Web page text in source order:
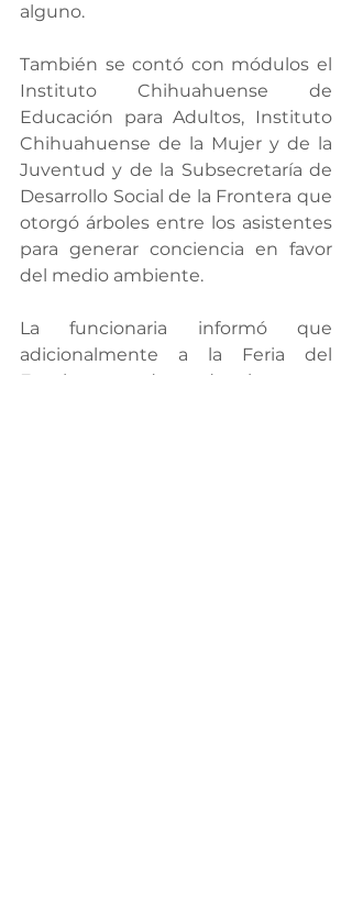
alguno.
También se contó con módulos el
Instituto Chihuahuense de
Educación para Adultos, Instituto
Chihuahuense de la Mujer y de la
Juventud y de la Subsecretaría de
Desarrollo Social de la Frontera que
otorgó árboles entre los asistentes
para generar conciencia en favor
del medio ambiente.
La funcionaria informó que
adicionalmente a la Feria del
Empleo, esta dependencia cuenta